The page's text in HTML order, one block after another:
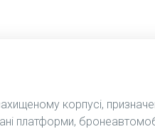
корпусі,
платформи,